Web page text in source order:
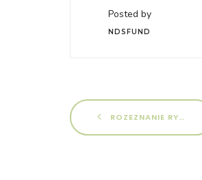
Posted by
NDSFUND
ROZEZNANIE RYNKU/ ZAPYTANIE O CENĘ NR 02/WPDR/05/2022 NA ŚWIADCZENIE USŁUG PORADNICTWA PEDAGOGICZNEGO W RAMACH PROJEKTU PN.: „WYBIERZ PRZYSZŁOŚĆ DLA RODZINY”